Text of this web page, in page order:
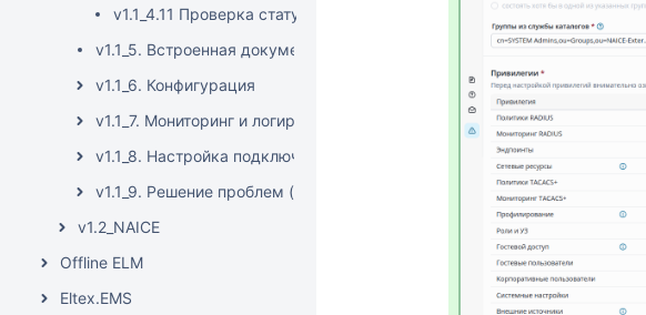
v1.1_4.11 Проверка статуса RADIUS-сервера NAICE на WLC
v1.1_5. Встроенная документация
v1.1_6. Конфигурация
v1.1_7. Мониторинг и логирование
v1.1_8. Настройка подключения клиента
v1.1_9. Решение проблем (Troubleshooting)
v1.2_NAICE
Offline ELM
Eltex.EMS